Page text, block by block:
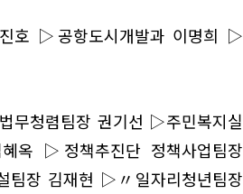
호 ▷공항도시개발과 이명희 ▷
무청렴팀장 권기선 ▷주민복지실
옥 ▷정책추진단 정책사업팀장
장 김재현 ▷〃일자리청년팀장